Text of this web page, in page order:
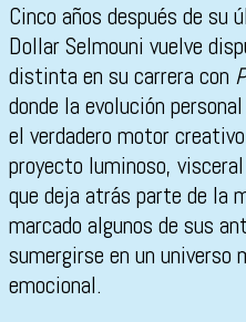
Cinco años después de
Dollar Selmouni vuelve
distinta en su carrera con
donde la evolución
el verdadero motor
proyecto luminoso,
que deja atrás parte de la
marcado algunos de sus
sumergirse en un
emocional.